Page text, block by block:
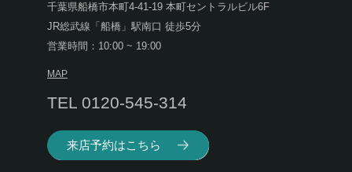
千葉県船橋市本町4-41-19 本町セントラルビル6F
JR総武線「船橋」駅南口 徒歩5分
営業時間：10:00 ~ 19:00
MAP
TEL 0120-545-314
来店予約はこちら